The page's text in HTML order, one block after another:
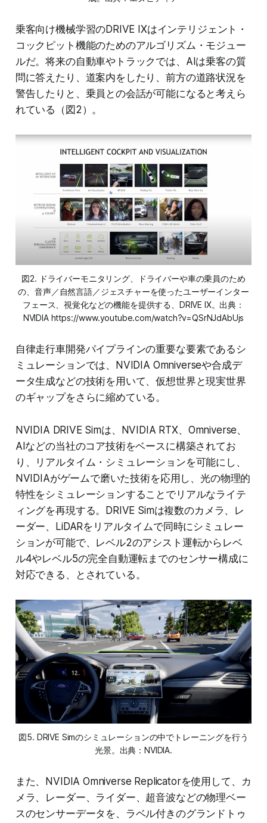
乗客向け機械学習のDRIVE IXはインテリジェント・
コックピット機能のためのアルゴリズム・モジュー
ルだ。将来の自動車やトラックでは、AIは乗客の質
問に答えたり、道案内をしたり、前方の道路状況を
警告したりと、乗員との会話が可能になると考えら
れている（図2）。
図2. ドライバーモニタリング、ドライバーや車の乗員のため
の、音声／自然言語／ジェスチャーを使ったユーザーインター
フェース、視覚化などの機能を提供する、DRIVE IX。出典：
NVIDIA https://www.youtube.com/watch?v=QSrNJdAbUjs
自律走行車開発パイプラインの重要な要素であるシ
ミュレーションでは、NVIDIA Omniverseや合成デ
ータ生成などの技術を用いて、仮想世界と現実世界
のギャップをさらに縮めている。
NVIDIA DRIVE Simは、NVIDIA RTX、Omniverse、
AIなどの当社のコア技術をベースに構築されてお
り、リアルタイム・シミュレーションを可能にし、
NVIDIAがゲームで磨いた技術を応用し、光の物理的
特性をシミュレーションすることでリアルなライテ
ィングを再現する。DRIVE Simは複数のカメラ、レ
ーダー、LiDARをリアルタイムで同時にシミュレー
ションが可能で、レベル2のアシスト運転からレベ
ル4やレベル5の完全自動運転までのセンサー構成に
対応できる、とされている。
図5. DRIVE Simのシミュレーションの中でトレーニングを行う
光景。出典：NVIDIA.
また、NVIDIA Omniverse Replicatorを使用して、カ
メラ、レーダー、ライダー、超音波などの物理ベー
スのセンサーデータを、ラベル付きのグランドトゥ